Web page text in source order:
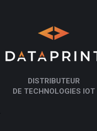
DISTRIBUTEUR
DE TECHNOLOGIES IOT